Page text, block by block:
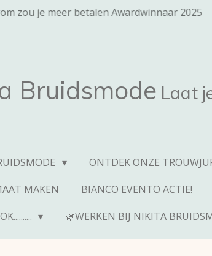
zou je meer betalen Awardwinnaar 2025
Bruidsmode Laat
ONTDEK ONZE
MAKEN
BIANCO EVENTO ACTIE!
🌿WERKEN BIJ NIKITA